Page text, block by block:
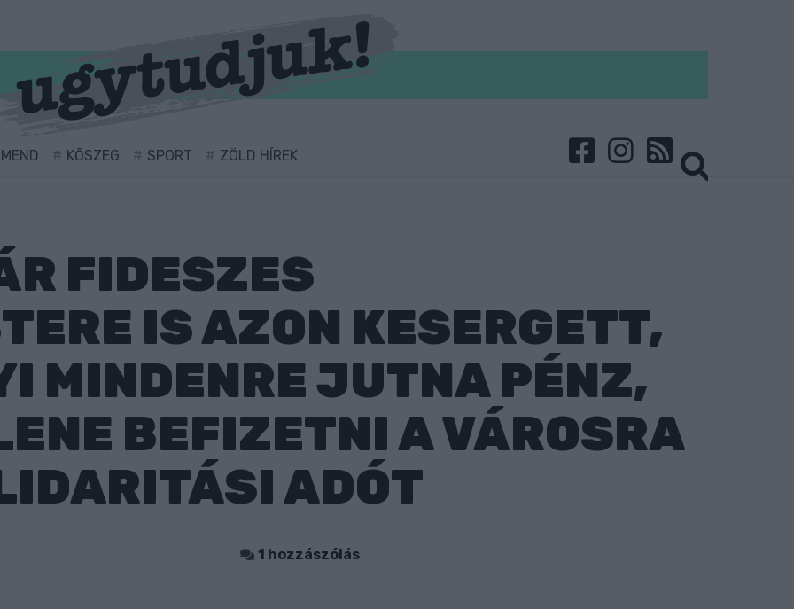
KŐSZEG SPORT ZÖLD HÍREK
FIDESZES
IS AZON KESERGETT,
MINDENRE JUTNA PÉNZ,
BEFIZETNI A VÁROSRA
ADÓT
1 hozzászólás